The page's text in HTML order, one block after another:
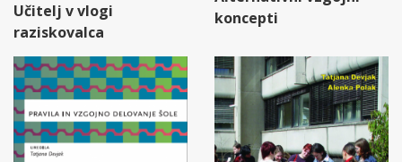
Učitelj v vlogi
raziskovalca
koncepti